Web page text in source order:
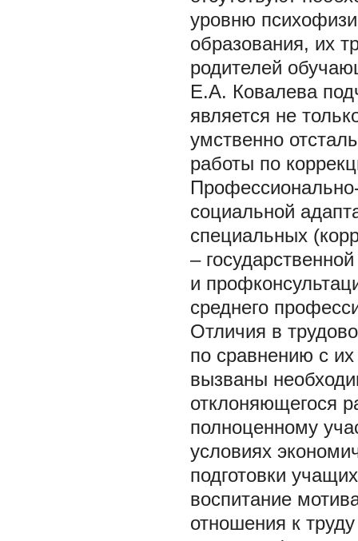
уровню
образования, их
родителей
Е.А. Ковалева
является не
умственно
работы по
социальной
специальных
–
и
среднего
Отличия в
по сравнению с
вызваны
отклоняющегося
полноценному
условиях
подготовки
воспитание
отношения к